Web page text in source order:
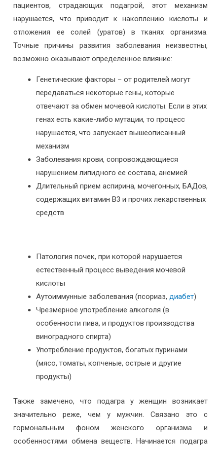
пациентов, страдающих подагрой, этот механизм
нарушается, что приводит к накоплению кислоты и
отложения ее солей (уратов) в тканях организма.
Точные причины развития заболевания неизвестны,
возможно оказывают определенное влияние:
Генетические факторы – от родителей могут
передаваться некоторые гены, которые
отвечают за обмен мочевой кислоты. Если в этих
генах есть какие-либо мутации, то процесс
нарушается, что запускает вышеописанный
механизм
Заболевания крови, сопровождающиеся
нарушением липидного ее состава, анемией
Длительный прием аспирина, мочегонных, БАДов,
содержащих витамин В3 и прочих лекарственных
средств
Патология почек, при которой нарушается
естественный процесс выведения мочевой
кислоты
Аутоиммунные заболевания (псориаз, диабет)
Чрезмерное употребление алкоголя (в
особенности пива, и продуктов производства
виноградного спирта)
Употребление продуктов, богатых пуринами
(мясо, томаты, копченые, острые и другие
продукты)
Также замечено, что подагра у женщин возникает
значительно реже, чем у мужчин. Связано это с
гормональным фоном женского организма и
особенностями обмена веществ. Начинается подагра